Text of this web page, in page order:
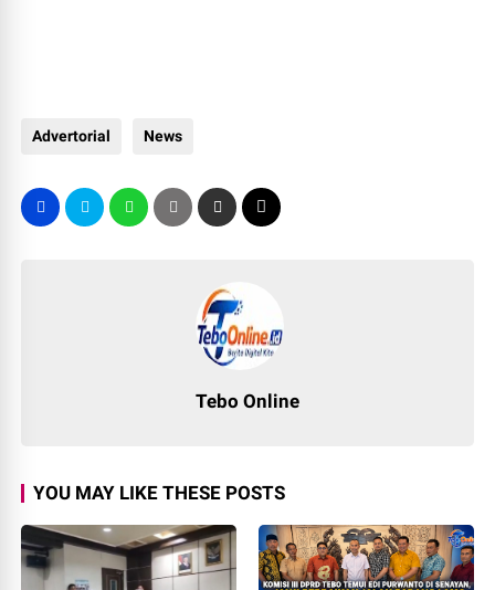
Advertorial News
Tebo Online
YOU MAY LIKE THESE POSTS